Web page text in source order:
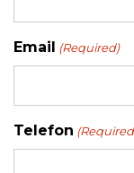
Email (Required)
Telefon